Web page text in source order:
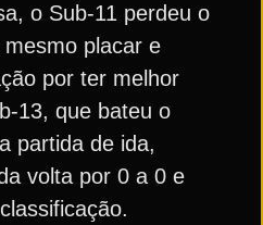
o Sub-11 perdeu o
placar e
por ter melhor
13, que bateu o
partida de ida,
volta por 0 a 0 e